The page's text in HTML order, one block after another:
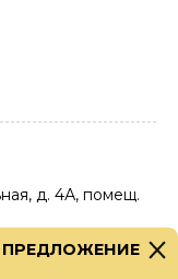
д. 4А, помещ.
ПРЕДЛОЖЕНИЕ